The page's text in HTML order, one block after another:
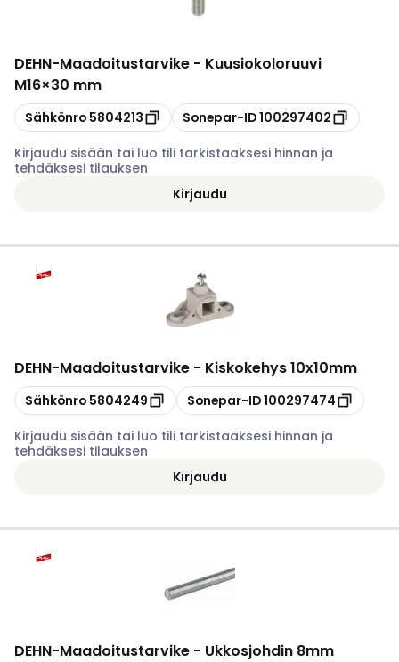
DEHN-Maadoitustarvike - Kuusiokoloruuvi
M16×30 mm
Kopioi
Sähkönro 5804213 Kopioi
Sonepar-ID100297402
Kirjaudu sisään tai luo tili tarkistaaksesi hinnan ja
tehdäksesi tilauksen
Kirjaudu
DEHN-Maadoitustarvike - Kiskokehys 10x10mm
Kopioi
Sähkönro 5804249 Kopioi
Sonepar-ID100297474
Kirjaudu sisään tai luo tili tarkistaaksesi hinnan ja
tehdäksesi tilauksen
Kirjaudu
DEHN-Maadoitustarvike - Ukkosjohdin 8mm